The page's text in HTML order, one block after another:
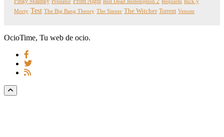
Predator Red Dead Redemption 2 Requiem Rick y
Morty Test The Big Bang Theory The Sinner The Witcher Torrent Venom
OcioTime, Tu web de ocio.